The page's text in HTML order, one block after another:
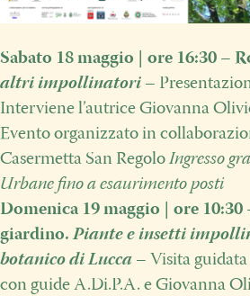
Sabato 18 maggio | ore 16:30 –
altri impollinatori –
Interviene l’autrice Giovanna
Evento organizzato in
Casermetta San RegoloIngresso
Urbane fino a esaurimento posti
Domenica 19 maggio | ore 10:30
giardino. Piante e insetti
botanico di Lucca – Visita guidata
con guide A.Di.P.A. e Giovanna